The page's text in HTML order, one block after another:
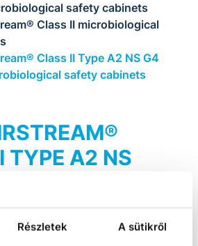
Részletek A sütikről
safety cabinets
Class II microbiological
Class II Type A2 NS G4
safety cabinets
TYPE A2 NS